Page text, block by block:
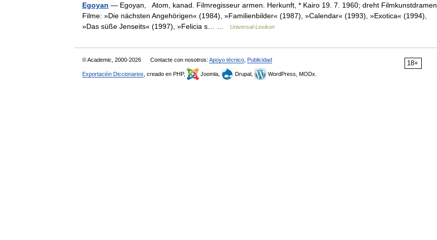
Egoyan — Egoyạn, Atom, kanad. Filmregisseur armen. Herkunft, * Kairo 19. 7. 1960; dreht Filmkunstdramen.
Filme: »Die nächsten Angehörigen« (1984), »Familienbilder« (1987), »Calendar« (1993), »Exotica« (1994),
»Das süße Jenseits« (1997), »Felicia s… …
Universal-Lexikon
18+
© Academic, 2000-2026 Contacte con nosotros: Apoyo técnico Publicidad
Exportación Diccionarios , creado en PHP, Joomla, Drupal, WordPress, MODx.